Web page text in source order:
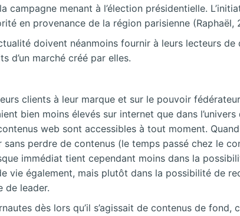
menant à l’élection présidentielle.
en provenance de la région parisienne (Raphaël,
doivent néanmoins fournir à leurs lecteurs de
d’un marché créé par elles.
clients à leur marque et sur le pouvoir
bien moins élevés sur internet que dans l’univers
web sont accessibles à tout moment.
perdre de contenus (le temps passé chez le
immédiat tient cependant moins dans la
vie également, mais plutôt dans la possibilité de
de leader.
dès lors qu’il s’agissait de contenus de fond,